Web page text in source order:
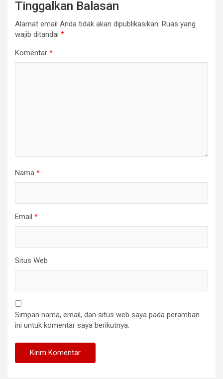
Tinggalkan Balasan
Alamat email Anda tidak akan dipublikasikan. Ruas yang
wajib ditandai *
Komentar *
Nama *
Email *
Situs Web
Simpan nama, email, dan situs web saya pada peramban
ini untuk komentar saya berikutnya.